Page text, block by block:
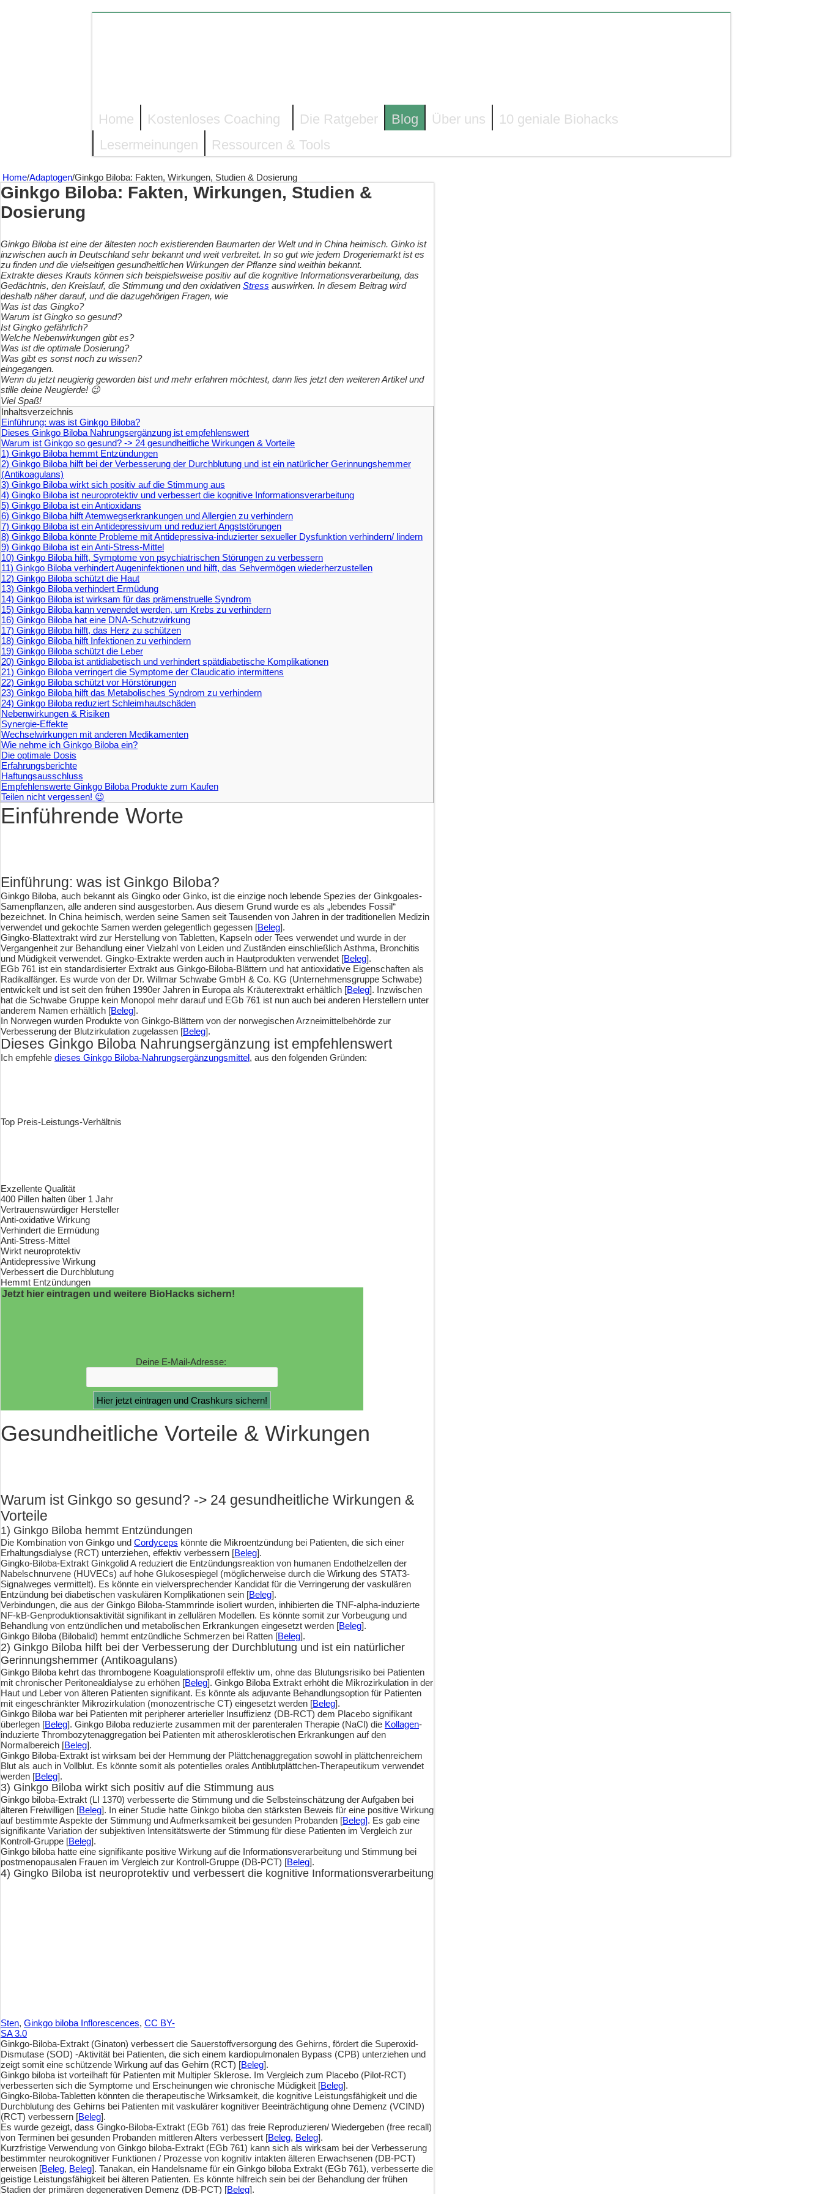
Home Kostenloses Coaching Die Ratgeber Blog Über uns
10 geniale Biohacks
Lesermeinungen
Ressourcen & Tools
Home/Adaptogen/Ginkgo Biloba: Fakten, Wirkungen, Studien & Dosierung
Ginkgo Biloba: Fakten, Wirkungen, Studien &
Dosierung
Ginkgo Biloba ist eine der ältesten noch existierenden Baumarten der Welt und in China heimisch. Ginko ist
inzwischen auch in Deutschland sehr bekannt und weit verbreitet. In so gut wie jedem Drogeriemarkt ist es
zu finden und die vielseitigen gesundheitlichen Wirkungen der Pflanze sind weithin bekannt.
Extrakte dieses Krauts können sich beispielsweise positiv auf die kognitive Informationsverarbeitung, das
Gedächtnis, den Kreislauf, die Stimmung und den oxidativen Stress auswirken. In diesem Beitrag wird
deshalb näher darauf, und die dazugehörigen Fragen, wie
Was ist das Gingko?
Warum ist Gingko so gesund?
Ist Gingko gefährlich?
Welche Nebenwirkungen gibt es?
Was ist die optimale Dosierung?
Was gibt es sonst noch zu wissen?
eingegangen.
Wenn du jetzt neugierig geworden bist und mehr erfahren möchtest, dann lies jetzt den weiteren Artikel und
stille deine Neugierde! 😉
Viel Spaß!
Inhaltsverzeichnis
Einführung: was ist Ginkgo Biloba?
Dieses Ginkgo Biloba Nahrungsergänzung ist empfehlenswert
Warum ist Ginkgo so gesund? -> 24 gesundheitliche Wirkungen & Vorteile
1) Ginkgo Biloba hemmt Entzündungen
2) Ginkgo Biloba hilft bei der Verbesserung der Durchblutung und ist ein natürlicher Gerinnungshemmer
(Antikoagulans)
3) Ginkgo Biloba wirkt sich positiv auf die Stimmung aus
4) Gingko Biloba ist neuroprotektiv und verbessert die kognitive Informationsverarbeitung
5) Ginkgo Biloba ist ein Antioxidans
6) Ginkgo Biloba hilft Atemwegserkrankungen und Allergien zu verhindern
7) Ginkgo Biloba ist ein Antidepressivum und reduziert Angststörungen
8) Ginkgo Biloba könnte Probleme mit Antidepressiva-induzierter sexueller Dysfunktion verhindern/ lindern
9) Ginkgo Biloba ist ein Anti-Stress-Mittel
10) Ginkgo Biloba hilft, Symptome von psychiatrischen Störungen zu verbessern
11) Ginkgo Biloba verhindert Augeninfektionen und hilft, das Sehvermögen wiederherzustellen
12) Ginkgo Biloba schützt die Haut
13) Ginkgo Biloba verhindert Ermüdung
14) Ginkgo Biloba ist wirksam für das prämenstruelle Syndrom
15) Ginkgo Biloba kann verwendet werden, um Krebs zu verhindern
16) Ginkgo Biloba hat eine DNA-Schutzwirkung
17) Ginkgo Biloba hilft, das Herz zu schützen
18) Ginkgo Biloba hilft Infektionen zu verhindern
19) Ginkgo Biloba schützt die Leber
20) Ginkgo Biloba ist antidiabetisch und verhindert spätdiabetische Komplikationen
21) Ginkgo Biloba verringert die Symptome der Claudicatio intermittens
22) Ginkgo Biloba schützt vor Hörstörungen
23) Ginkgo Biloba hilft das Metabolisches Syndrom zu verhindern
24) Ginkgo Biloba reduziert Schleimhautschäden
Nebenwirkungen & Risiken
Synergie-Effekte
Wechselwirkungen mit anderen Medikamenten
Wie nehme ich Ginkgo Biloba ein?
Die optimale Dosis
Erfahrungsberichte
Haftungsausschluss
Empfehlenswerte Ginkgo Biloba Produkte zum Kaufen
Teilen nicht vergessen! 😉
Einführende Worte
Einführung: was ist Ginkgo Biloba?
Ginkgo Biloba, auch bekannt als Gingko oder Ginko, ist die einzige noch lebende Spezies der Ginkgoales-
Samenpflanzen, alle anderen sind ausgestorben. Aus diesem Grund wurde es als „lebendes Fossil“
bezeichnet. In China heimisch, werden seine Samen seit Tausenden von Jahren in der traditionellen Medizin
verwendet und gekochte Samen werden gelegentlich gegessen [Beleg].
Gingko-Blattextrakt wird zur Herstellung von Tabletten, Kapseln oder Tees verwendet und wurde in der
Vergangenheit zur Behandlung einer Vielzahl von Leiden und Zuständen einschließlich Asthma, Bronchitis
und Müdigkeit verwendet. Gingko-Extrakte werden auch in Hautprodukten verwendet [Beleg].
EGb 761 ist ein standardisierter Extrakt aus Ginkgo-Biloba-Blättern und hat antioxidative Eigenschaften als
Radikalfänger. Es wurde von der Dr. Willmar Schwabe GmbH & Co. KG (Unternehmensgruppe Schwabe)
entwickelt und ist seit den frühen 1990er Jahren in Europa als Kräuterextrakt erhältlich [Beleg]. Inzwischen
hat die Schwabe Gruppe kein Monopol mehr darauf und EGb 761 ist nun auch bei anderen Herstellern unter
anderem Namen erhältlich [Beleg].
In Norwegen wurden Produkte von Ginkgo-Blättern von der norwegischen Arzneimittelbehörde zur
Verbesserung der Blutzirkulation zugelassen [Beleg].
Dieses Ginkgo Biloba Nahrungsergänzung ist empfehlenswert
Ich empfehle dieses Ginkgo Biloba-Nahrungsergänzungsmittel, aus den folgenden Gründen:
Top Preis-Leistungs-Verhältnis
Exzellente Qualität
400 Pillen halten über 1 Jahr
Vertrauenswürdiger Hersteller
Anti-oxidative Wirkung
Verhindert die Ermüdung
Anti-Stress-Mittel
Wirkt neuroprotektiv
Antidepressive Wirkung
Verbessert die Durchblutung
Hemmt Entzündungen
Jetzt hier eintragen und weitere BioHacks sichern!
Deine E-Mail-Adresse:
Gesundheitliche Vorteile & Wirkungen
Warum ist Ginkgo so gesund? -> 24 gesundheitliche Wirkungen &
Vorteile
1) Ginkgo Biloba hemmt Entzündungen
Die Kombination von Ginkgo und Cordyceps könnte die Mikroentzündung bei Patienten, die sich einer
Erhaltungsdialyse (RCT) unterziehen, effektiv verbessern [Beleg].
Gingko-Biloba-Extrakt Ginkgolid A reduziert die Entzündungsreaktion von humanen Endothelzellen der
Nabelschnurvene (HUVECs) auf hohe Glukosespiegel (möglicherweise durch die Wirkung des STAT3-
Signalweges vermittelt). Es könnte ein vielversprechender Kandidat für die Verringerung der vaskulären
Entzündung bei diabetischen vaskulären Komplikationen sein [Beleg].
Verbindungen, die aus der Ginkgo Biloba-Stammrinde isoliert wurden, inhibierten die TNF-alpha-induzierte
NF-kB-Genproduktionsaktivität signifikant in zellulären Modellen. Es könnte somit zur Vorbeugung und
Behandlung von entzündlichen und metabolischen Erkrankungen eingesetzt werden [Beleg].
Ginkgo Biloba (Bilobalid) hemmt entzündliche Schmerzen bei Ratten [Beleg].
2) Ginkgo Biloba hilft bei der Verbesserung der Durchblutung und ist ein natürlicher
Gerinnungshemmer (Antikoagulans)
Ginkgo Biloba kehrt das thrombogene Koagulationsprofil effektiv um, ohne das Blutungsrisiko bei Patienten
mit chronischer Peritonealdialyse zu erhöhen [Beleg]. Ginkgo Biloba Extrakt erhöht die Mikrozirkulation in der
Haut und Leber von älteren Patienten signifikant. Es könnte als adjuvante Behandlungsoption für Patienten
mit eingeschränkter Mikrozirkulation (monozentrische CT) eingesetzt werden [Beleg].
Ginkgo Biloba war bei Patienten mit peripherer arterieller Insuffizienz (DB-RCT) dem Placebo signifikant
überlegen [Beleg]. Ginkgo Biloba reduzierte zusammen mit der parenteralen Therapie (NaCl) die Kollagen-
induzierte Thrombozytenaggregation bei Patienten mit atherosklerotischen Erkrankungen auf den
Normalbereich [Beleg].
Ginkgo Biloba-Extrakt ist wirksam bei der Hemmung der Plättchenaggregation sowohl in plättchenreichem
Blut als auch in Vollblut. Es könnte somit als potentielles orales Antiblutplättchen-Therapeutikum verwendet
werden [Beleg].
3) Ginkgo Biloba wirkt sich positiv auf die Stimmung aus
Ginkgo biloba-Extrakt (LI 1370) verbesserte die Stimmung und die Selbsteinschätzung der Aufgaben bei
älteren Freiwilligen [Beleg]. In einer Studie hatte Ginkgo biloba den stärksten Beweis für eine positive Wirkung
auf bestimmte Aspekte der Stimmung und Aufmerksamkeit bei gesunden Probanden [Beleg]. Es gab eine
signifikante Variation der subjektiven Intensitätswerte der Stimmung für diese Patienten im Vergleich zur
Kontroll-Gruppe [Beleg].
Ginkgo biloba hatte eine signifikante positive Wirkung auf die Informationsverarbeitung und Stimmung bei
postmenopausalen Frauen im Vergleich zur Kontroll-Gruppe (DB-PCT) [Beleg].
4) Gingko Biloba ist neuroprotektiv und verbessert die kognitive Informationsverarbeitung
Sten, Ginkgo biloba Inflorescences, CC BY-
SA 3.0
Ginkgo-Biloba-Extrakt (Ginaton) verbessert die Sauerstoffversorgung des Gehirns, fördert die Superoxid-
Dismutase (SOD) -Aktivität bei Patienten, die sich einem kardiopulmonalen Bypass (CPB) unterziehen und
zeigt somit eine schützende Wirkung auf das Gehirn (RCT) [Beleg].
Ginkgo biloba ist vorteilhaft für Patienten mit Multipler Sklerose. Im Vergleich zum Placebo (Pilot-RCT)
verbesserten sich die Symptome und Erscheinungen wie chronische Müdigkeit [Beleg].
Gingko-Biloba-Tabletten könnten die therapeutische Wirksamkeit, die kognitive Leistungsfähigkeit und die
Durchblutung des Gehirns bei Patienten mit vaskulärer kognitiver Beeinträchtigung ohne Demenz (VCIND)
(RCT) verbessern [Beleg].
Es wurde gezeigt, dass Gingko-Biloba-Extrakt (EGb 761) das freie Reproduzieren/ Wiedergeben (free recall)
von Terminen bei gesunden Probanden mittleren Alters verbessert [Beleg, Beleg].
Kurzfristige Verwendung von Ginkgo biloba-Extrakt (EGb 761) kann sich als wirksam bei der Verbesserung
bestimmter neurokognitiver Funktionen / Prozesse von kognitiv intakten älteren Erwachsenen (DB-PCT)
erweisen [Beleg, Beleg]. Tanakan, ein Handelsname für ein Ginkgo biloba Extrakt (EGb 761), verbesserte die
geistige Leistungsfähigkeit bei älteren Patienten. Es könnte hilfreich sein bei der Behandlung der frühen
Stadien der primären degenerativen Demenz (DB-PCT) [Beleg].